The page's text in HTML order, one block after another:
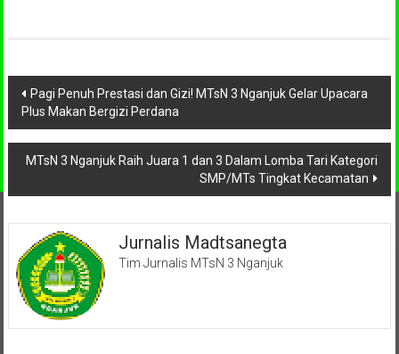
Navigasi
pos
Pagi Penuh Prestasi dan Gizi! MTsN 3 Nganjuk Gelar Upacara
Plus Makan Bergizi Perdana
MTsN 3 Nganjuk Raih Juara 1 dan 3 Dalam Lomba Tari Kategori
SMP/MTs Tingkat Kecamatan
Jurnalis Madtsanegta
Tim Jurnalis MTsN 3 Nganjuk